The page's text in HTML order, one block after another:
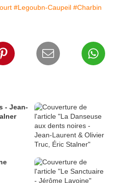
#Legoubn-Caupeil #Charbin
- Jean-